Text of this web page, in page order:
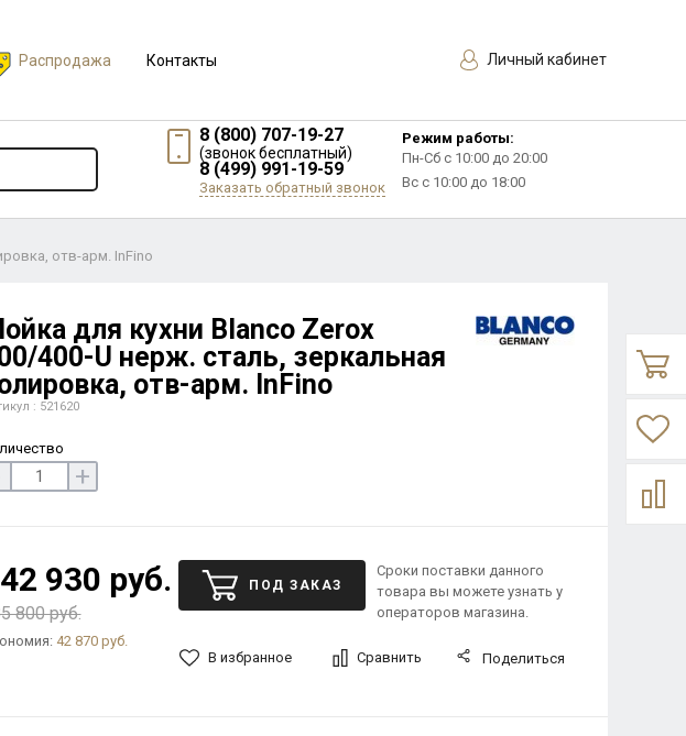
Распродажа Контакты Личный кабинет
8 (800) 707-19-27
(звонок бесплатный)
8 (499) 991-19-59
Заказать обратный звонок
Режим работы:
Пн-Сб с 10:00 до 20:00
Вс с 10:00 до 18:00
отв-арм. InFino
для кухни Blanco Zerox
400-U нерж. сталь, зеркальная
отв-арм. InFino
: 521620
+
930 руб.
800 руб.
42 870 руб.
ПОД ЗАКАЗ
Сроки поставки данного
товара вы можете узнать у
операторов магазина.
В избранное Сравнить Поделиться